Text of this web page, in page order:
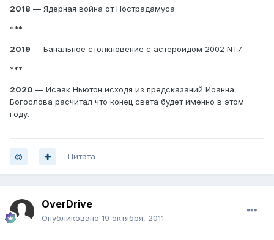
2018 — Ядерная война от Нострадамуса.
***
2019 — Банальное столкновение с астероидом 2002 NT7.
***
2020 — Исаак Ньютон исходя из предсказаний Иоанна
Богослова расчитал что конец света будет именно в этом
году.
Цитата
OverDrive
Опубликовано 19 октября, 2011